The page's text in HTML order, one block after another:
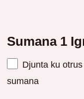
Sumana 1
Djunta ku
sumana